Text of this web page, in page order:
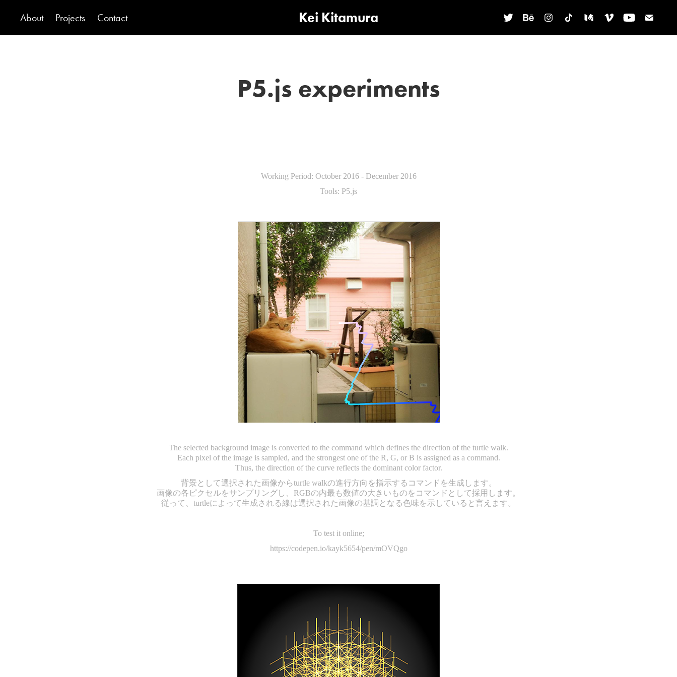
About Projects Contact Kei Kitamura
P5.js experiments
Working Period: October 2016 - December 2016
Tools: P5.js
The selected background image is converted to the command which defines the direction of the turtle walk.
Each pixel of the image is sampled, and the strongest one of the R, G, or B is assigned as a command.
Thus, the direction of the curve reflects the dominant color factor.
背景として選択された画像からturtle walkの進行方向を指示するコマンドを生成します。
画像の各ピクセルをサンプリングし、RGBの内最も数値の大きいものをコマンドとして採用します。
従って、turtleによって生成される線は選択された画像の基調となる色味を示していると言えます。
To test it online;
https://codepen.io/kayk5654/pen/mOVQgo